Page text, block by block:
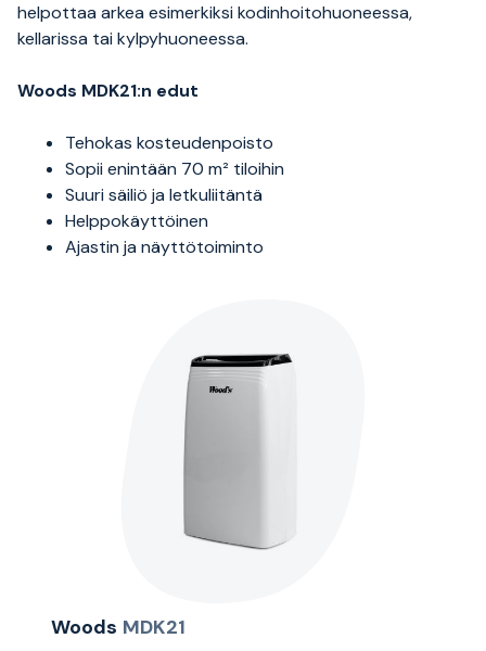
helpottaa arkea esimerkiksi kodinhoitohuoneessa,
kellarissa tai kylpyhuoneessa.
Woods MDK21:n edut
Tehokas kosteudenpoisto
Sopii enintään 70 m² tiloihin
Suuri säiliö ja letkuliitäntä
Helppokäyttöinen
Ajastin ja näyttötoiminto
Woods MDK21